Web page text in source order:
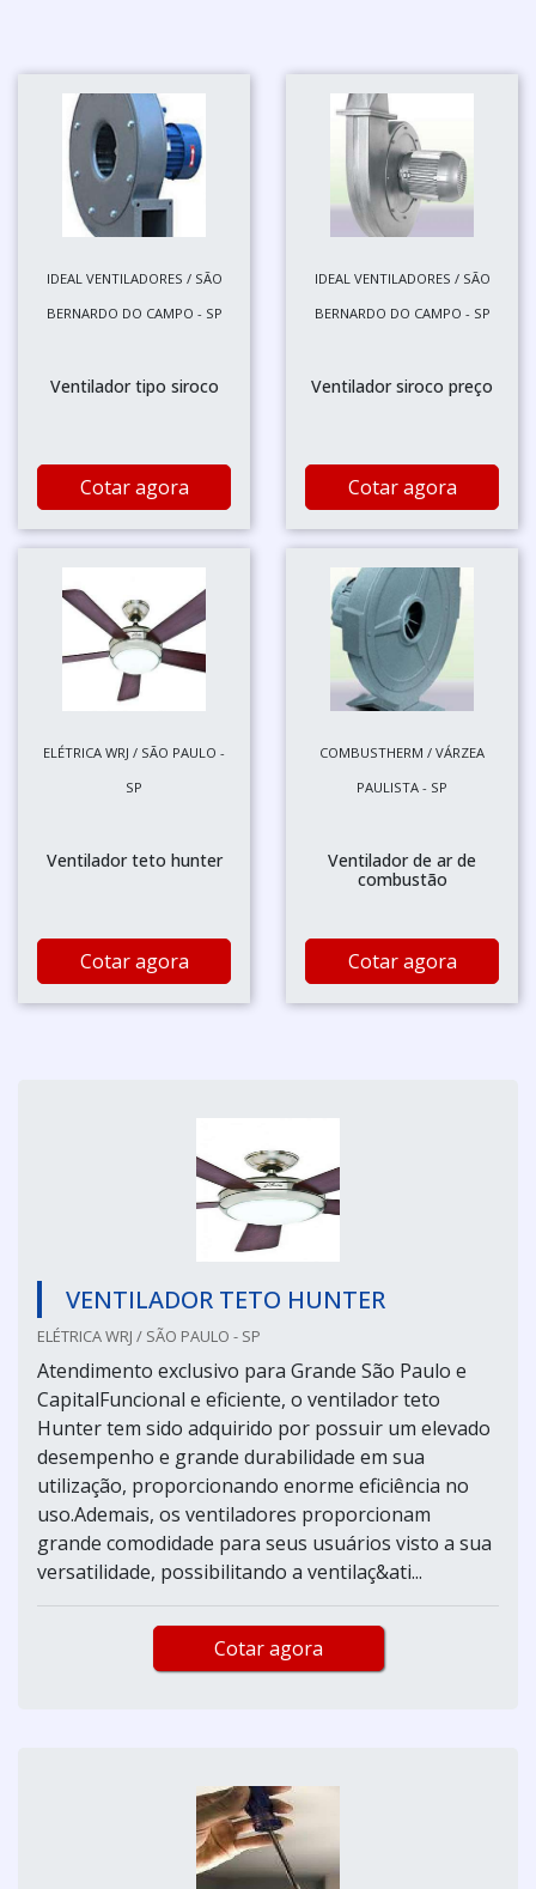
IDEAL VENTILADORES / SÃO
BERNARDO DO CAMPO - SP
Ventilador tipo siroco
Cotar agora
IDEAL VENTILADORES / SÃO
BERNARDO DO CAMPO - SP
Ventilador siroco preço
Cotar agora
ELÉTRICA WRJ / SÃO PAULO -
SP
Ventilador teto hunter
Cotar agora
COMBUSTHERM / VÁRZEA
PAULISTA - SP
Ventilador de ar de
combustão
Cotar agora
VENTILADOR TETO HUNTER
ELÉTRICA WRJ / SÃO PAULO - SP
Atendimento exclusivo para Grande São Paulo e
CapitalFuncional e eficiente, o ventilador teto
Hunter tem sido adquirido por possuir um elevado
desempenho e grande durabilidade em sua
utilização, proporcionando enorme eficiência no
uso.Ademais, os ventiladores proporcionam
grande comodidade para seus usuários visto a sua
versatilidade, possibilitando a ventilaç&ati...
Cotar agora